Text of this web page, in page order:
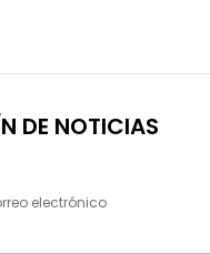
DE NOTICIAS
electrónico